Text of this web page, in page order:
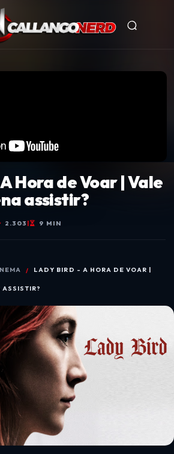
Hora de Voar | Vale
assistir?
2.303 | 9 MIN
LADY BIRD - A HORA DE VOAR |